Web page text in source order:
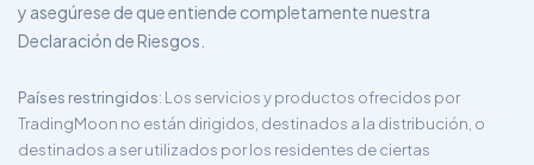
y asegúrese de que entiende completamente nuestra
Declaración de Riesgos.
Países restringidos: Los servicios y productos ofrecidos por
TradingMoon no están dirigidos, destinados a la distribución, o
destinados a ser utilizados por los residentes de ciertas